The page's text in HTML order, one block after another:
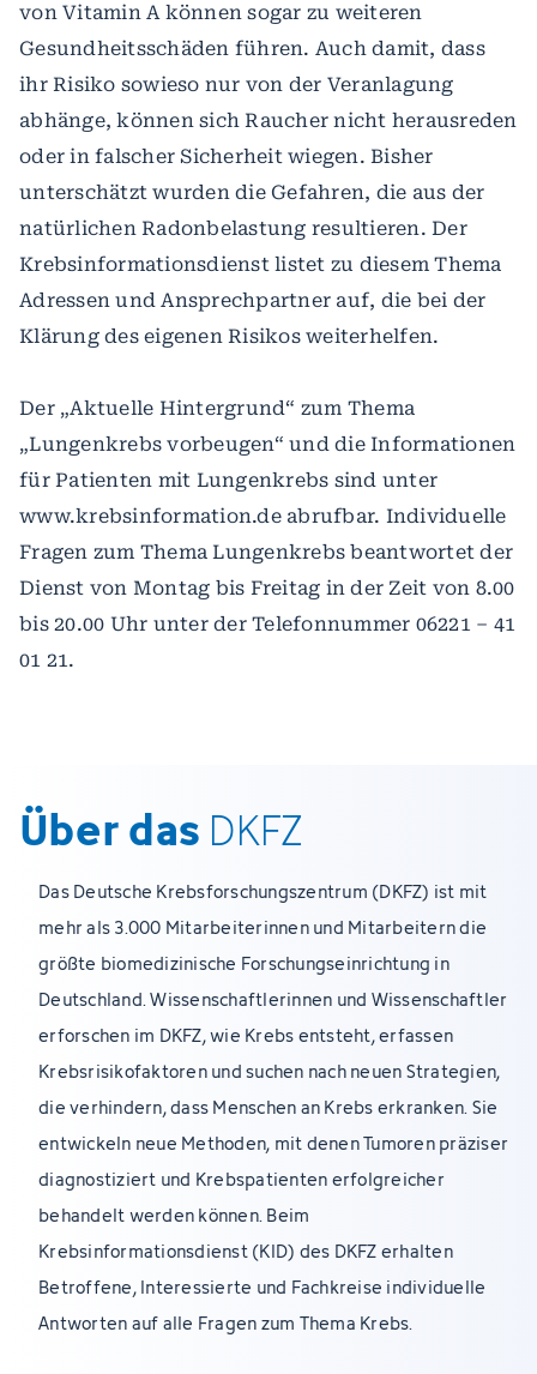
von Vitamin A können sogar zu weiteren
Gesundheitsschäden führen. Auch damit, dass
ihr Risiko sowieso nur von der Veranlagung
abhänge, können sich Raucher nicht herausreden
oder in falscher Sicherheit wiegen. Bisher
unterschätzt wurden die Gefahren, die aus der
natürlichen Radonbelastung resultieren. Der
Krebsinformationsdienst listet zu diesem Thema
Adressen und Ansprechpartner auf, die bei der
Klärung des eigenen Risikos weiterhelfen.
Der „Aktuelle Hintergrund“ zum Thema
„Lungenkrebs vorbeugen“ und die Informationen
für Patienten mit Lungenkrebs sind unter
www.krebsinformation.de abrufbar. Individuelle
Fragen zum Thema Lungenkrebs beantwortet der
Dienst von Montag bis Freitag in der Zeit von 8.00
bis 20.00 Uhr unter der Telefonnummer 06221 – 41
01 21.
Über das DKFZ
Das Deutsche Krebsforschungszentrum (DKFZ) ist mit
mehr als 3.000 Mitarbeiterinnen und Mitarbeitern die
größte biomedizinische Forschungseinrichtung in
Deutschland. Wissenschaftlerinnen und Wissenschaftler
erforschen im DKFZ, wie Krebs entsteht, erfassen
Krebsrisikofaktoren und suchen nach neuen Strategien,
die verhindern, dass Menschen an Krebs erkranken. Sie
entwickeln neue Methoden, mit denen Tumoren präziser
diagnostiziert und Krebspatienten erfolgreicher
behandelt werden können. Beim
Krebsinformationsdienst (KID) des DKFZ erhalten
Betroffene, Interessierte und Fachkreise individuelle
Antworten auf alle Fragen zum Thema Krebs.